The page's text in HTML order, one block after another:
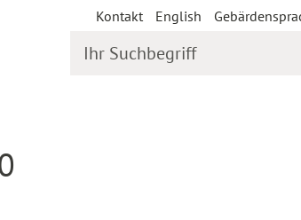
Kontakt English